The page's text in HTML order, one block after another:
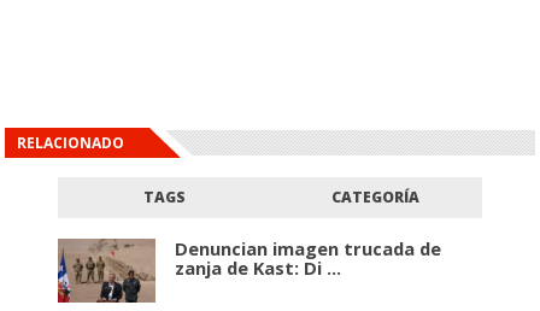
RELACIONADO
TAGS CATEGORÍA
Denuncian imagen trucada de
zanja de Kast: Di ...